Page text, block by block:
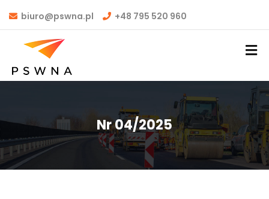
biuro@pswna.pl +48 795 520 960
Nr 04/2025